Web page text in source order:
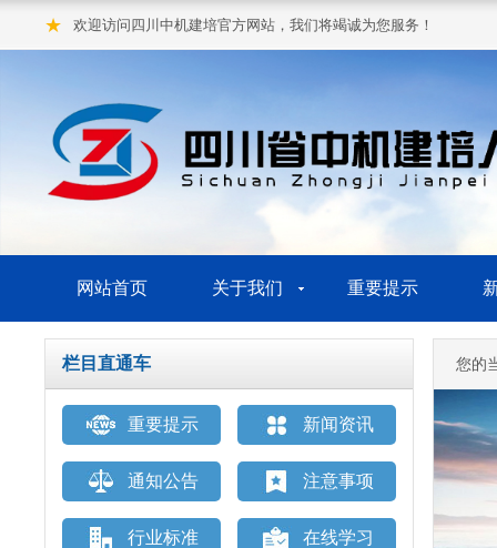
★ 欢迎访问四川中机建培官方网站，我们将竭诚为您服务！
网站首页 关于我们 重要提示
栏目直通车
重要提示 新闻资讯
通知公告 注意事项
行业标准 在线学习
您的